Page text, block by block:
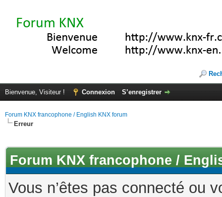
Bienvenue, Visiteur ! Connexion S’enregistrer
Forum KNX francophone / English KNX forum
Erreur
Forum KNX francophone /
Vous n’êtes pas connecté ou